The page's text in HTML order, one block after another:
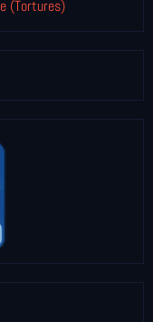
(Tortures)